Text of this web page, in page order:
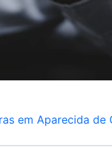
em Aparecida de